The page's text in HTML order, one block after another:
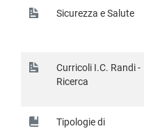
Sicurezza e Salute
Curricoli I.C. Randi -
Ricerca
Tipologie di